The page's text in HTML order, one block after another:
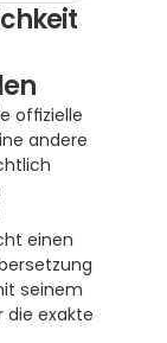
offizielle
andere
einen
seinem
die exakte